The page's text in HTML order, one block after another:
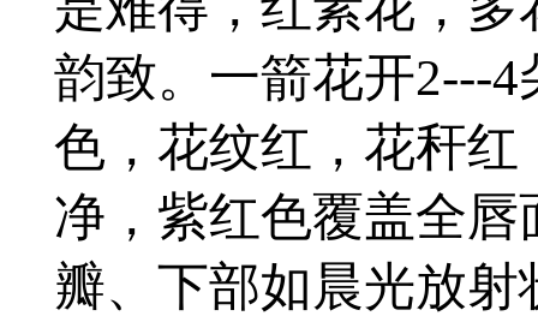
韵致。一箭花开2---
色，花纹红，花秆
净，紫红色覆盖全
瓣、下部如晨光放